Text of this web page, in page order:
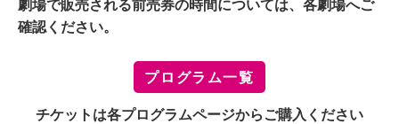
劇場で販売される前売券の時間については、各劇場へご
確認ください。
プログラム一覧
チケットは各プログラムページからご購入ください